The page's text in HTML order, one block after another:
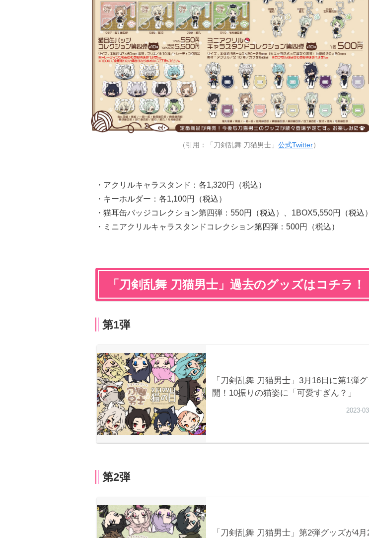
（引用：「刀剣乱舞 刀猫男士」 公式Twitter）
・アクリルキャラスタンド：各1,320円（税込）
・キーホルダー：各1,100円（税込）
・猫耳缶バッジコレクション第四弾：550円（税込）、1BOX5,550円（税込）
・ミニアクリルキャラスタンドコレクション第四弾：500円（税込）
「刀剣乱舞 刀猫男士」過去のグッズはコチラ！
第1弾
第2弾